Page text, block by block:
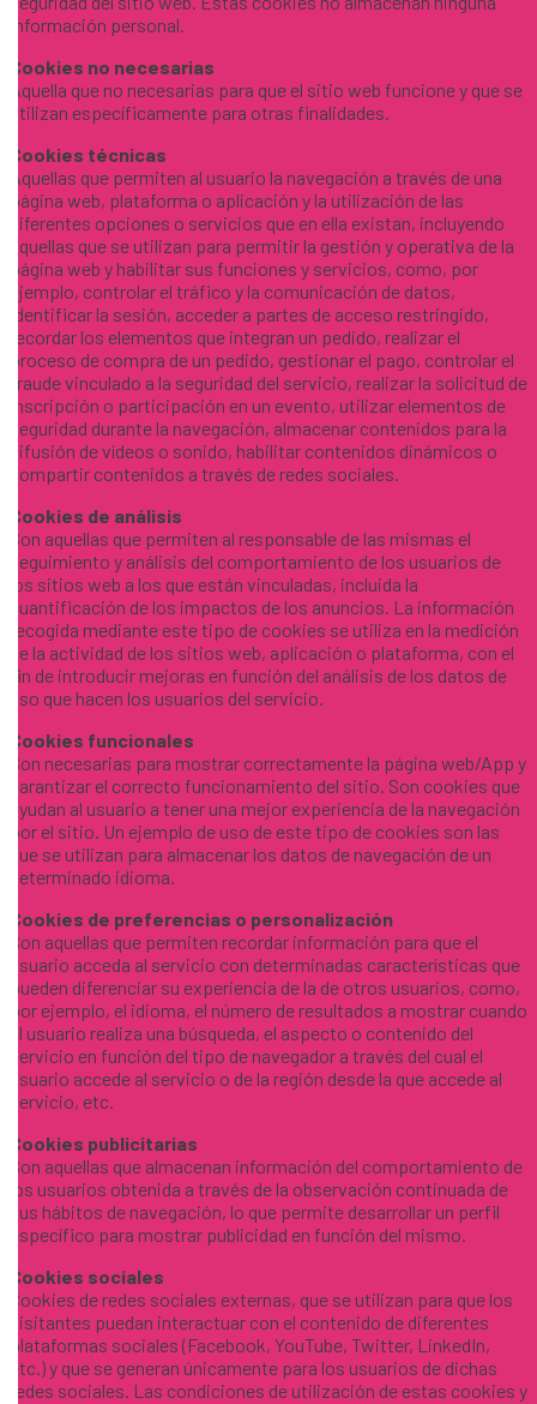
información personal.
Cookies no necesarias
Aquella que no necesarias para que el sitio web funcione y que se
utilizan específicamente para otras finalidades.
Cookies técnicas
Aquellas que permiten al usuario la navegación a través de una
página web, plataforma o aplicación y la utilización de las
diferentes opciones o servicios que en ella existan, incluyendo
aquellas que se utilizan para permitir la gestión y operativa de la
página web y habilitar sus funciones y servicios, como, por
ejemplo, controlar el tráfico y la comunicación de datos,
identificar la sesión, acceder a partes de acceso restringido,
recordar los elementos que integran un pedido, realizar el
proceso de compra de un pedido, gestionar el pago, controlar el
fraude vinculado a la seguridad del servicio, realizar la solicitud de
inscripción o participación en un evento, utilizar elementos de
seguridad durante la navegación, almacenar contenidos para la
difusión de vídeos o sonido, habilitar contenidos dinámicos o
compartir contenidos a través de redes sociales.
Cookies de análisis
Son aquellas que permiten al responsable de las mismas el
seguimiento y análisis del comportamiento de los usuarios de
los sitios web a los que están vinculadas, incluida la
cuantificación de los impactos de los anuncios. La información
recogida mediante este tipo de cookies se utiliza en la medición
de la actividad de los sitios web, aplicación o plataforma, con el
fin de introducir mejoras en función del análisis de los datos de
uso que hacen los usuarios del servicio.
Cookies funcionales
Son necesarias para mostrar correctamente la página web/App y
garantizar el correcto funcionamiento del sitio. Son cookies que
ayudan al usuario a tener una mejor experiencia de la navegación
por el sitio. Un ejemplo de uso de este tipo de cookies son las
que se utilizan para almacenar los datos de navegación de un
determinado idioma.
Cookies de preferencias o personalización
Son aquellas que permiten recordar información para que el
usuario acceda al servicio con determinadas características que
pueden diferenciar su experiencia de la de otros usuarios, como,
por ejemplo, el idioma, el número de resultados a mostrar cuando
el usuario realiza una búsqueda, el aspecto o contenido del
servicio en función del tipo de navegador a través del cual el
usuario accede al servicio o de la región desde la que accede al
servicio, etc.
Cookies publicitarias
Son aquellas que almacenan información del comportamiento de
los usuarios obtenida a través de la observación continuada de
sus hábitos de navegación, lo que permite desarrollar un perfil
específico para mostrar publicidad en función del mismo.
Cookies sociales
Cookies de redes sociales externas, que se utilizan para que los
visitantes puedan interactuar con el contenido de diferentes
plataformas sociales (Facebook, YouTube, Twitter, LinkedIn,
etc.) y que se generan únicamente para los usuarios de dichas
redes sociales. Las condiciones de utilización de estas cookies y